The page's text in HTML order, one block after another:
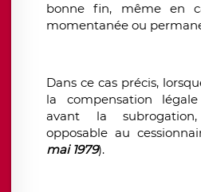
bonne fin, même en
momentanée ou
Dans ce cas précis,
la compensation
avant la
opposable au
mai 1979).